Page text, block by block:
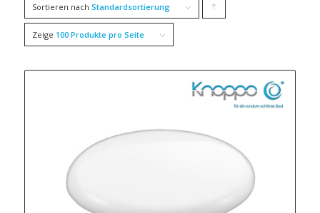
Sortieren nach Standardsortierung
Produkte
in
Reihenfolge
Zeige 100 Produkte pro Seite